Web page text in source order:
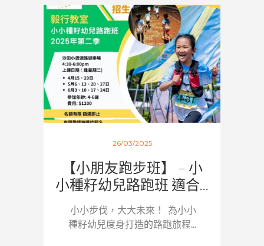
26/03/2025
【小朋友跑步班】 – 小
小種籽幼兒路跑班 適合...
小小步伐，大大未來！ 為小小
種籽幼兒度身打造的路跑旅程...